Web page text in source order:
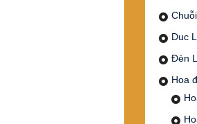
Duc
Đèn
Hoa